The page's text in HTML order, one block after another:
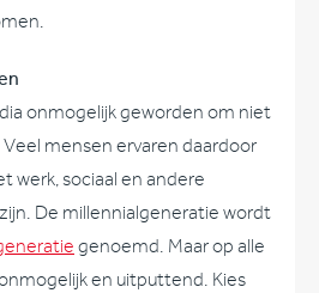
onmogelijk geworden om niet
mensen ervaren daardoor
werk, sociaal en andere
De millennialgeneratie wordt
genoemd. Maar op alle
en uitputtend. Kies